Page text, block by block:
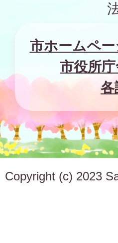
市ホームペ
市役所
各
Copyright (c) 2023